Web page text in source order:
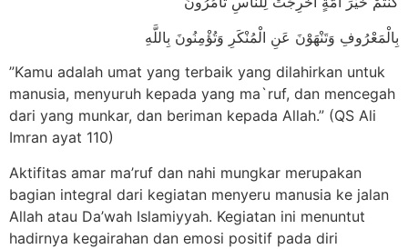
بِالْمَعْرُوفِ وَتَنْهَوْنَ عَنِ الْمُنْكَرِ وَتُؤْمِنُونَ بِاللَّهِ
”Kamu adalah umat yang terbaik yang dilahirkan untuk
manusia, menyuruh kepada yang ma`ruf, dan mencegah
dari yang munkar, dan beriman kepada Allah.” (QS Ali
Imran ayat 110)
Aktifitas amar ma’ruf dan nahi mungkar merupakan
bagian integral dari kegiatan menyeru manusia ke jalan
Allah atau Da’wah Islamiyyah. Kegiatan ini menuntut
hadirnya kegairahan dan emosi positif pada diri